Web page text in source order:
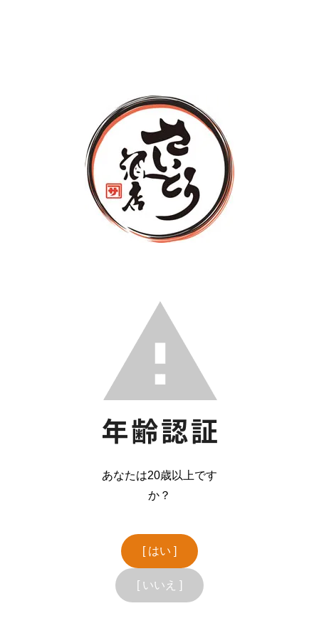
あなたは20歳以上です
か？
[ はい ]
[ いいえ ]